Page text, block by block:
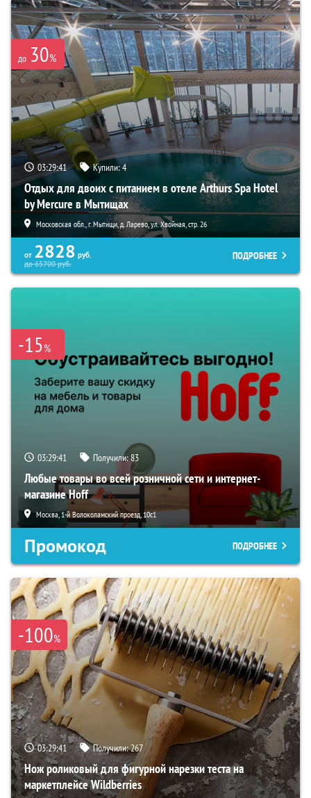
до 30%
03:29:39 Купили:4
Отдых для двоих с питанием в отеле Arthurs Spa Hotel
by Mercure в Мытищах
Московская обл., г. Мытищи, д. Ларево, ул. Хвойная, стр. 26
от 2828 руб.
до65700руб.
ПОДРОБНЕЕ
-15%
03:29:39 Получили:83
Любые товары во всей розничной сети и интернет-
магазине Hoff
Москва, 1-й Волоколамский проезд, 10с1
Промокод ПОДРОБНЕЕ
-100%
03:29:39 Получили:267
Нож роликовый для фигурной нарезки теста на
маркетплейсе Wildberries